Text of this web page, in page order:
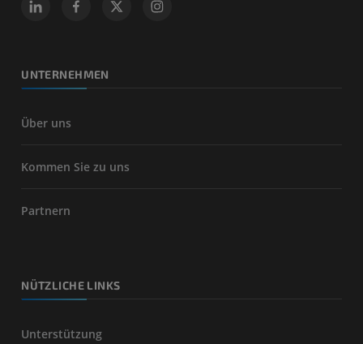
UNTERNEHMEN
Über uns
Kommen Sie zu uns
Partnern
NÜTZLICHE LINKS
Unterstützung